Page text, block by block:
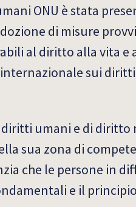
ONU è stata
di misure
al diritto alla vita
sui
umani e di
sua zona di
che le persone in
e il